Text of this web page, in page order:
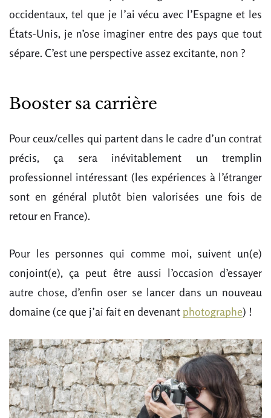
occidentaux, tel que je l’ai vécu avec l’Espagne et les
États-Unis, je n’ose imaginer entre des pays que tout
sépare. C’est une perspective assez excitante, non ?
Booster sa carrière
Pour ceux/celles qui partent dans le cadre d’un contrat
précis, ça sera inévitablement un tremplin
professionnel intéressant (les expériences à l’étranger
sont en général plutôt bien valorisées une fois de
retour en France).
Pour les personnes qui comme moi, suivent un(e)
conjoint(e), ça peut être aussi l’occasion d’essayer
autre chose, d’enfin oser se lancer dans un nouveau
domaine (ce que j’ai fait en devenant photographe) !